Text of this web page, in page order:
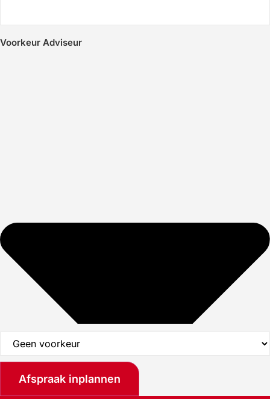
Voorkeur Adviseur
Afspraak inplannen